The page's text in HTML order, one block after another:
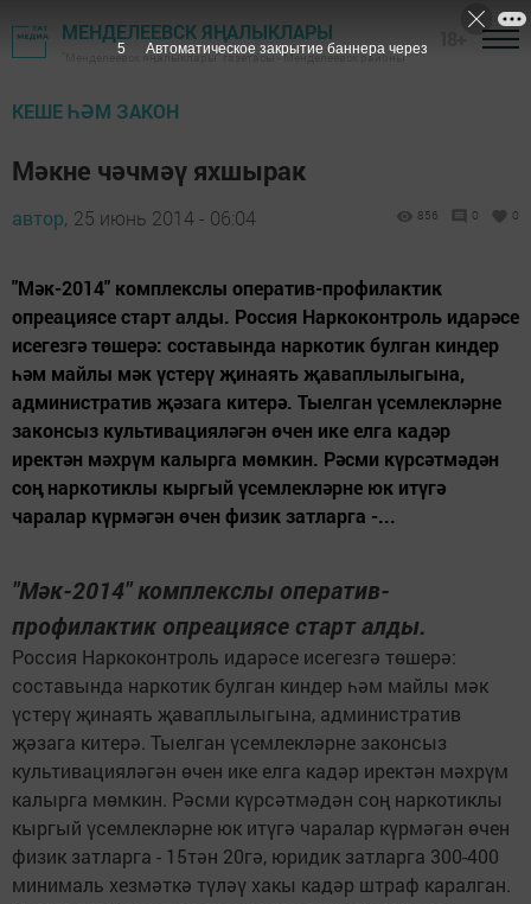
МЕНДЕЛЕЕВСК ЯҢАЛЫКЛАРЫ
"Менделеевск яңалыклары" газетасы - Менделеевск районы
КЕШЕ ҺӘМ ЗАКОН
Мәкне чәчмәү яхшырак
автор, 25 июнь 2014 - 06:04 856 0 0
"Мәк-2014" комплекслы оператив-профилактик
опреациясе старт алды. Россия Наркоконтроль идарәсе
исегезгә төшерә: составында наркотик булган киндер
һәм майлы мәк үстерү җинаять җаваплылыгына,
административ җәзага китерә. Тыелган үсемлекләрне
законсыз культивацияләгән өчен ике елга кадәр
иректән мәхрүм калырга мөмкин. Рәсми күрсәтмәдән
соң наркотиклы кыргый үсемлекләрне юк итүгә
чаралар күрмәгән өчен физик затларга -...
"Мәк-2014" комплекслы оператив-
профилактик опреациясе старт алды.
Россия Наркоконтроль идарәсе исегезгә төшерә:
составында наркотик булган киндер һәм майлы мәк
үстерү җинаять җаваплылыгына, административ
җәзага китерә. Тыелган үсемлекләрне законсыз
культивацияләгән өчен ике елга кадәр иректән мәхрүм
калырга мөмкин. Рәсми күрсәтмәдән соң наркотиклы
кыргый үсемлекләрне юк итүгә чаралар күрмәгән өчен
физик затларга - 15тән 20гә, юридик затларга 300-400
минималь хезмәткә түләү хакы кадәр штраф каралган.
4 Автоматическое закрытие баннера через